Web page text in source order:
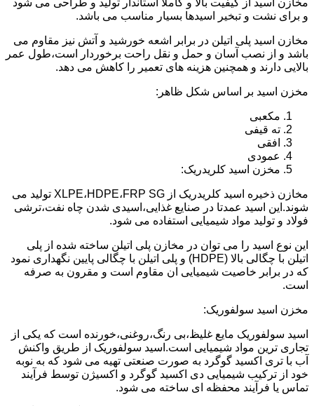
و برای نشت و تبخیر اسیدها بسیار مناسب می باشد.
مخازن اسید پلی اتیلن در برابر اشعه خورشید و آتش نیز مقاوم می
باشد و از نصب آسان و حمل و نقل راحت برخوردار است،طول عمر
بالایی دارند و همچنین هزینه های تعمیر را کاهش می دهد.
مخزن اسید بر اساس شکل ظاهر:
مکعبی
ته قیفی
افقی
عمودی
مخزن اسید کلریدریک:
مخازن ذخیره اسید کلریدریک از XLPE،HDPE،FRP SG تولید می
شوند.این اسید عمدتا در صنایع غذایی،اسیدی شدن چاه نفت،ترشی
فولاد و تولید مواد شیمیایی استفاده می شود.
این نوع اسید را می توان در مخازن پلی اتیلن ساخته شده از پلی
اتیلن با چگالی بالا (HDPE) و پلی اتیلن با چگالی پایین نگهداری نمود
که در برابر خاصیت شیمیایی ان مقاوم است و مقرون به صرفه
است.
مخزن اسید سولفوریک:
اسید سولفوریک مایع غلیظ،بی رنگ،روغنی،خورنده است که یکی از
تجاری ترین مواد شیمیایی است.اسید سولفوریک از طریق واکنش
آب با تری اکسید گوگرد به صورت صنعتی تهیه می شود که به نوبه
خود از ترکیب شیمیایی دی اکسید گوگرد و اکسیژن توسط فرآیند
تماس یا فرآیند محفظه ای ساخته می شود.